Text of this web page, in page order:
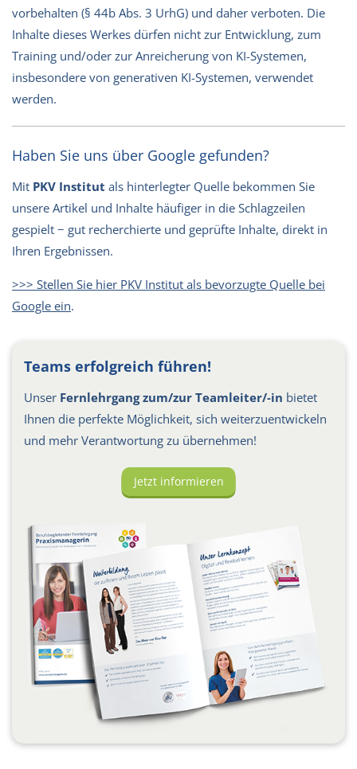
vorbehalten (§ 44b Abs. 3 UrhG) und daher verboten. Die
Inhalte dieses Werkes dürfen nicht zur Entwicklung, zum
Training und/oder zur Anreicherung von KI-Systemen,
insbesondere von generativen KI-Systemen, verwendet
werden.
Haben Sie uns über Google gefunden?
Mit PKV Institut als hinterlegter Quelle bekommen Sie
unsere Artikel und Inhalte häufiger in die Schlagzeilen
gespielt − gut recherchierte und geprüfte Inhalte, direkt in
Ihren Ergebnissen.
>>> Stellen Sie hier PKV Institut als bevorzugte Quelle bei
Google ein.
Teams erfolgreich führen!
Unser Fernlehrgang zum/zur Teamleiter/-in bietet
Ihnen die perfekte Möglichkeit, sich weiterzuentwickeln
und mehr Verantwortung zu übernehmen!
Jetzt informieren